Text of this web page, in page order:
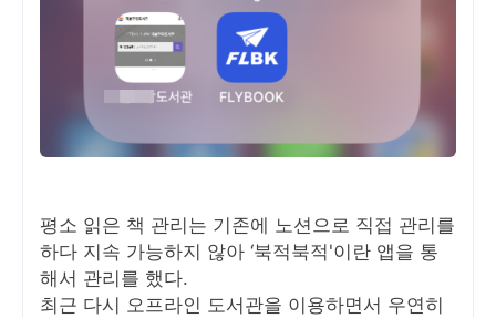
평소 읽은 책 관리는 기존에 노션으로 직접 관리를
하다 지속 가능하지 않아 ‘북적북적'이란 앱을 통
해서 관리를 했다.
최근 다시 오프라인 도서관을 이용하면서 우연히